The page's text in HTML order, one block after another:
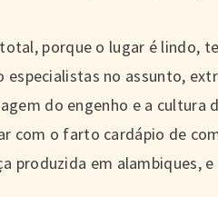
porque o lugar é lindo,
no assunto,
do engenho e a cultura
com o farto cardápio de
produzida em alambiques,